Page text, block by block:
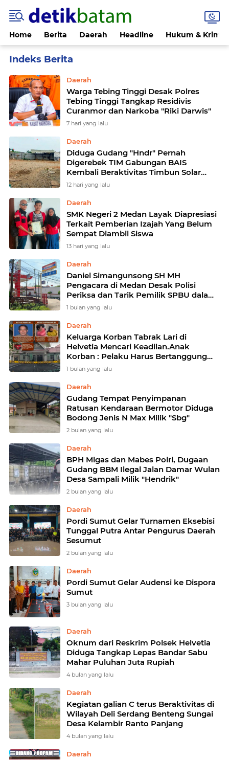
Home Berita Daerah Headline Hukum &
Daerah
Warga Tebing Tinggi Desak Polres
Tebing Tinggi Tangkap Residivis
Curanmor dan Narkoba "Riki Darwis"
7 hari yang lalu
Daerah
Diduga Gudang "Hndr" Pernah
Digerebek TIM Gabungan BAIS
Kembali Beraktivitas Timbun Solar
Subsidi di Jalan Jala IV Meskipun
12 hari yang lalu
Daerah
SMK Negeri 2 Medan Layak Diapresiasi
Terkait Pemberian Izajah Yang Belum
Sempat Diambil Siswa
13 hari yang lalu
Daerah
Daniel Simangunsong SH MH
Pengacara di Medan Desak Polisi
Periksa dan Tarik Pemilik SPBU dalam
Perkara Dugaan Mafia BBM
1 bulan yang lalu
Daerah
Keluarga Korban Tabrak Lari di
Helvetia Mencari Keadilan.Anak
Korban : Pelaku Harus Bertanggung
Jawab
1 bulan yang lalu
Daerah
Gudang Tempat Penyimpanan
Ratusan Kendaraan Bermotor Diduga
Bodong Jenis N Max Milik "Sbg"
2 bulan yang lalu
Daerah
BPH Migas dan Mabes Polri, Dugaan
Gudang BBM Ilegal Jalan Damar Wulan
Desa Sampali Milik "Hendrik"
2 bulan yang lalu
Daerah
Pordi Sumut Gelar Turnamen Eksebisi
Tunggal Putra Antar Pengurus Daerah
Sesumut
2 bulan yang lalu
Daerah
Pordi Sumut Gelar Audensi ke Dispora
Sumut
3 bulan yang lalu
Daerah
Oknum dari Reskrim Polsek Helvetia
Diduga Tangkap Lepas Bandar Sabu
Mahar Puluhan Juta Rupiah
4 bulan yang lalu
Daerah
Kegiatan galian C terus Beraktivitas di
Wilayah Deli Serdang Benteng Sungai
Desa Kelambir Ranto Panjang
4 bulan yang lalu
Daerah